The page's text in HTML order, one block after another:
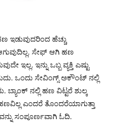
ಇಡುವುದರಿಂದ ಹೆಚ್ಚು
ಸೇಫ್ ಆಗಿ ಹಣ
ಇಲ್ಲ. ಇನ್ನು ಒಬ್ಬ ವ್ಯಕ್ತಿ ಎಷ್ಟು
ಒಂದು ಸೇವಿಂಗ್ಸ್ ಅಕೌಂಟ್ ನಲ್ಲಿ
ನಲ್ಲಿ ಹಣ ವಿಟ್ಟರೆ ಶುಲ್ಕ
ಎಂದರೆ ತೊಂದರೆಯಾಗುತ್ತಾ
ಸಂಪೂರ್ಣವಾಗಿ ಓದಿ.